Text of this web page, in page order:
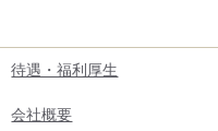
待遇・福利厚生
会社概要